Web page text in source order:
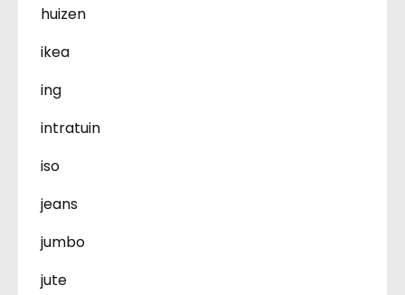
huizen
ikea
ing
intratuin
iso
jeans
jumbo
jute